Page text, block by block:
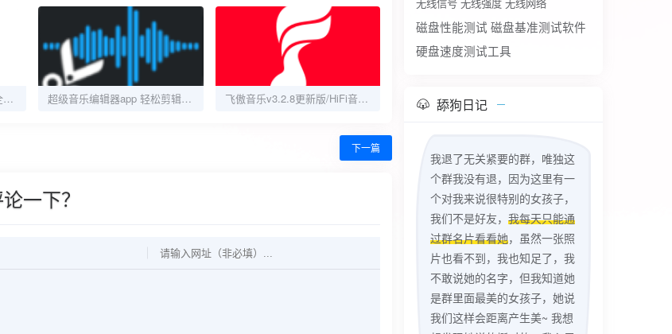
新音悦适配v4.3.6无限制听全网音乐 支持下载 超级音乐编辑器app 轻松剪辑和处理音频文件 飞傲音乐v3.2.8更新版/HiFi音乐播放器
下一篇
一下？
磁盘性能测试 磁盘基准测试软件
硬盘速度测试工具
舔狗日记
我退了无关紧要的群，唯独这
个群我没有退，因为这里有一
个对我来说很特别的女孩子，
我们不是好友， 我每天只能通
过群名片看看她，虽然一张照
片也看不到，我也知足了，我
不敢说她的名字，但我知道她
是群里面最美的女孩子，她说
我们这样会距离产生美~ 我想